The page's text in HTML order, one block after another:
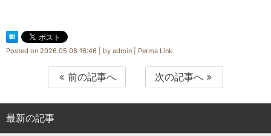
Posted on 2026.05.08 16:46 by admin Perma Link
前の記事へ 次の記事へ
最新の記事